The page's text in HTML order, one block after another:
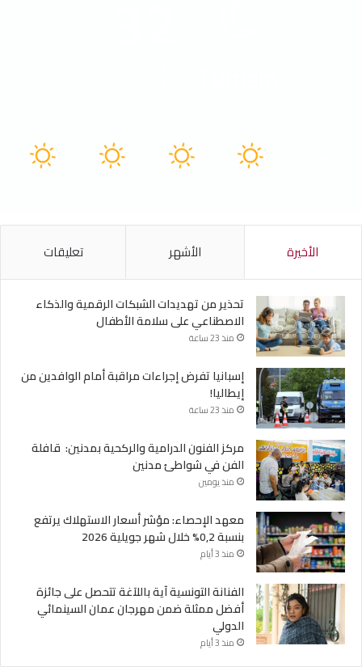
الأخيرة الأشهر تعليقات
تحذير من تهديدات الشبكات الرقمية والذكاء
الاصطناعي على سلامة الأطفال
منذ 23 ساعة
إسبانيا تفرض إجراءات مراقبة أمام الوافدين من
إيطاليا!
منذ 23 ساعة
مركز الفنون الدرامية والركحية بمدنين: قافلة
الفن في شواطئ مدنين
منذ يومين
معهد الإحصاء: مؤشر أسعار الاستهلاك يرتفع
بنسبة 0,2% خلال شهر جويلية 2026
منذ 3 أيام
الفنانة التونسية آية باللآغة تتحصل على جائزة
أفضل ممثلة ضمن مهرجان عمان السينمائي
الدولي
منذ 3 أيام